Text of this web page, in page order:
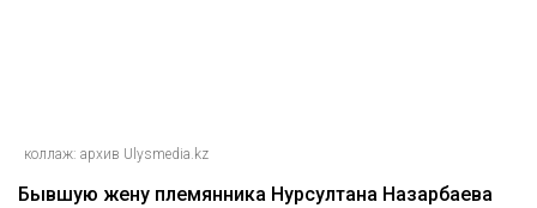
коллаж: архив Ulysmedia.kz
Бывшую жену племянника Нурсултана Назарбаева